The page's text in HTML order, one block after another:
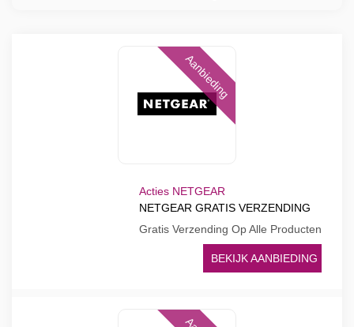
Aanbieding
Acties NETGEAR
NETGEAR GRATIS VERZENDING
Gratis Verzending Op Alle Producten
BEKIJK AANBIEDING